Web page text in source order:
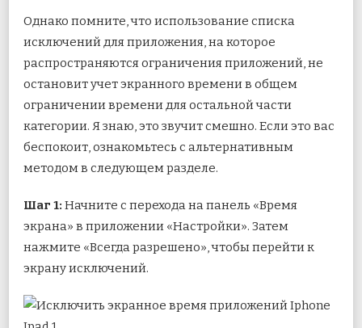
Однако помните, что использование списка
исключений для приложения, на которое
распространяются ограничения приложений, не
остановит учет экранного времени в общем
ограничении времени для остальной части
категории. Я знаю, это звучит смешно. Если это вас
беспокоит, ознакомьтесь с альтернативным
методом в следующем разделе.
Шаг 1: Начните с перехода на панель «Время
экрана» в приложении «Настройки». Затем
нажмите «Всегда разрешено», чтобы перейти к
экрану исключений.